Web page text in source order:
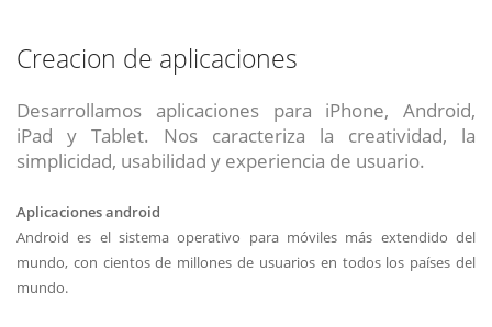
Creacion de aplicaciones
Desarrollamos aplicaciones para iPhone, Android,
iPad y Tablet. Nos caracteriza la creatividad, la
simplicidad, usabilidad y experiencia de usuario.
Aplicaciones android
Android es el sistema operativo para móviles más extendido del
mundo, con cientos de millones de usuarios en todos los países del
mundo.